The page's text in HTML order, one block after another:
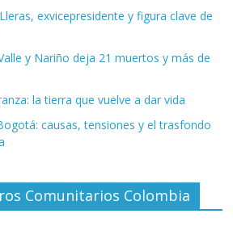
exvicepresidente y figura clave de
y Nariño deja 21 muertos y más de
la tierra que vuelve a dar vida
causas, tensiones y el trasfondo
Comunitarios Colombia